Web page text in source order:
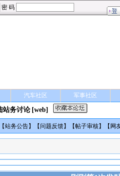
汽车社区 军事社区
站务讨论 [web]
站务公告】【问题反馈】【帖子审核】【 网